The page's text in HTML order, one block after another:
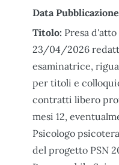
Data
Titolo: Presa
23/04/2026
esaminatrice,
per titoli e
contratti libero
mesi 12,
Psicologo
del progetto PSN